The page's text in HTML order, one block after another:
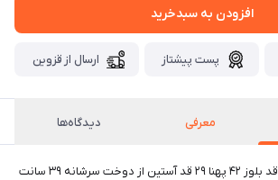
افزودن به سبدخرید
پست پیشتاز ارسال از قزوین
معرفی دیدگاه‌ها
قد بلوز ۴۲ پهنا ۲۹ قد آستین از دوخت سرشانه ۳۹ سانت